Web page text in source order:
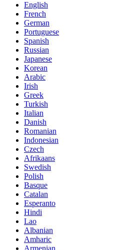
English
French
German
Portuguese
Spanish
Russian
Japanese
Korean
Arabic
Irish
Greek
Turkish
Italian
Danish
Romanian
Indonesian
Czech
Afrikaans
Swedish
Polish
Basque
Catalan
Esperanto
Hindi
Lao
Albanian
Amharic
Armenian